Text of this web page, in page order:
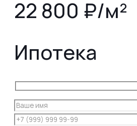
22 800 ₽/м²
Ипотека